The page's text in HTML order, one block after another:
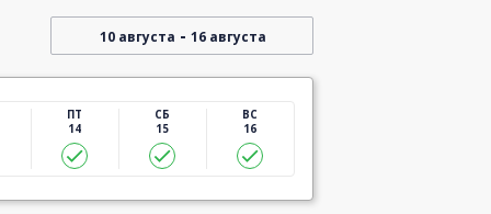
10 августа - 16 августа
ПТ
14
СБ
15
ВС
16